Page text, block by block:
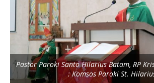
Pastor Paroki Santo Hilarius Batam, RP
: Komsos Paroki St.